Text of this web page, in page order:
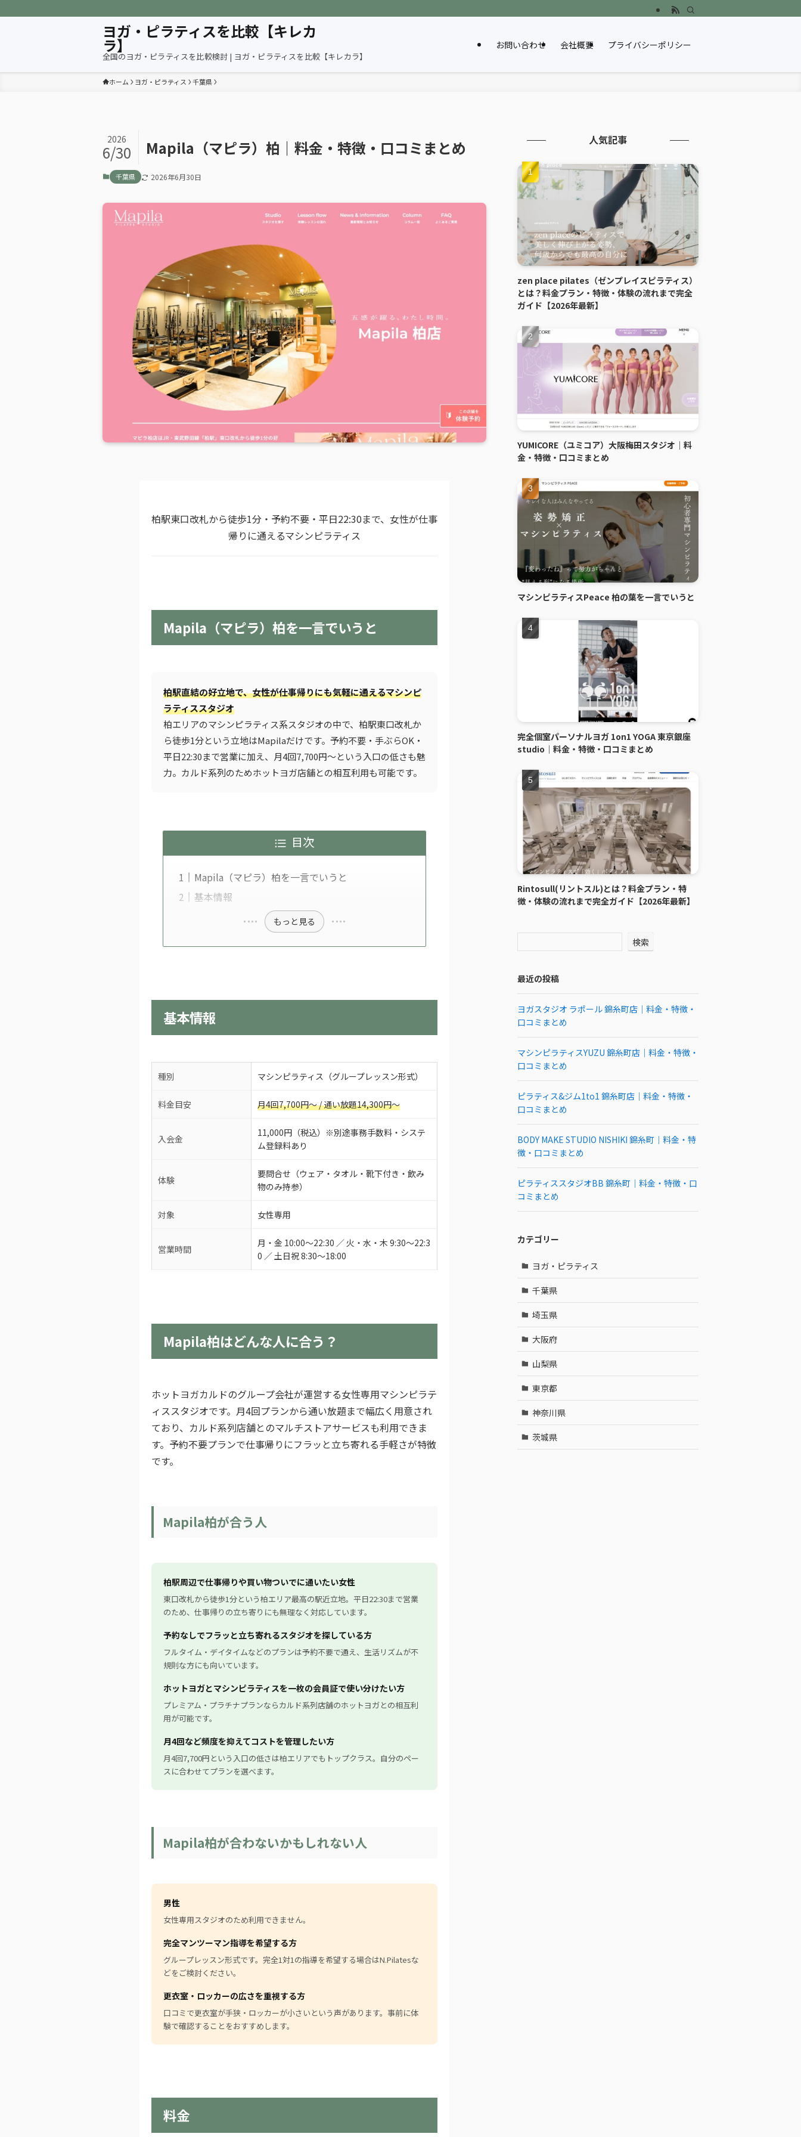
ヨガ・ピラティスを比較【キレカ
ラ】
全国のヨガ・ピラティスを比較検討 | ヨガ・ピラティスを比較【キレカラ】
お問い合わせ 会社概要 プライバシーポリシー
ホーム ヨガ・ピラティス 千葉県
Mapila（マピラ）柏｜料金・特徴・口コミまとめ
2026
6/30
千葉県 2026年6月30日
柏駅東口改札から徒歩1分・予約不要・平日22:30まで、女性が仕事
帰りに通えるマシンピラティス
Mapila（マピラ）柏を一言でいうと
柏駅直結の好立地で、女性が仕事帰りにも気軽に通えるマシンピ
ラティススタジオ
柏エリアのマシンピラティス系スタジオの中で、柏駅東口改札か
ら徒歩1分という立地はMapilaだけです。予約不要・手ぶらOK・
平日22:30まで営業に加え、月4回7,700円〜という入口の低さも魅
力。カルド系列のためホットヨガ店舗との相互利用も可能です。
目次
Mapila（マピラ）柏を一言でいうと
基本情報
もっと見る
基本情報
種別 マシンピラティス（グループレッスン形式）
料金目安 月4回7,700円〜 / 通い放題14,300円〜
入会金
11,000円（税込）※別途事務手数料・システ
ム登録料あり
体験
要問合せ（ウェア・タオル・靴下付き・飲み
物のみ持参）
対象 女性専用
営業時間
月・金 10:00〜22:30 ／ 火・水・木 9:30〜22:3
0 ／ 土日祝 8:30〜18:00
Mapila柏はどんな人に合う？
ホットヨガカルドのグループ会社が運営する女性専用マシンピラテ
ィススタジオです。月4回プランから通い放題まで幅広く用意され
ており、カルド系列店舗とのマルチストアサービスも利用できま
す。予約不要プランで仕事帰りにフラッと立ち寄れる手軽さが特徴
です。
Mapila柏が合う人
柏駅周辺で仕事帰りや買い物ついでに通いたい女性
東口改札から徒歩1分という柏エリア最高の駅近立地。平日22:30まで営業
のため、仕事帰りの立ち寄りにも無理なく対応しています。
予約なしでフラッと立ち寄れるスタジオを探している方
フルタイム・デイタイムなどのプランは予約不要で通え、生活リズムが不
規則な方にも向いています。
ホットヨガとマシンピラティスを一枚の会員証で使い分けたい方
プレミアム・プラチナプランならカルド系列店舗のホットヨガとの相互利
用が可能です。
月4回など頻度を抑えてコストを管理したい方
月4回7,700円という入口の低さは柏エリアでもトップクラス。自分のペー
スに合わせてプランを選べます。
Mapila柏が合わないかもしれない人
男性
女性専用スタジオのため利用できません。
完全マンツーマン指導を希望する方
グループレッスン形式です。完全1対1の指導を希望する場合はN.Pilatesな
どをご検討ください。
更衣室・ロッカーの広さを重視する方
口コミで更衣室が手狭・ロッカーが小さいという声があります。事前に体
験で確認することをおすすめします。
料金
人気記事
zen place pilates（ゼンプレイスピラティス）
とは？料金プラン・特徴・体験の流れまで完全
ガイド【2026年最新】
YUMICORE（ユミコア）大阪梅田スタジオ｜料
金・特徴・口コミまとめ
マシンピラティスPeace 柏の葉を一言でいうと
完全個室パーソナルヨガ 1on1 YOGA 東京銀座
studio｜料金・特徴・口コミまとめ
Rintosull(リントスル)とは？料金プラン・特
徴・体験の流れまで完全ガイド【2026年最新】
検索
最近の投稿
ヨガスタジオ ラポール 錦糸町店｜料金・特徴・
口コミまとめ
マシンピラティスYUZU 錦糸町店｜料金・特徴・
口コミまとめ
ピラティス&ジム1to1 錦糸町店｜料金・特徴・
口コミまとめ
BODY MAKE STUDIO NISHIKI 錦糸町｜料金・特
徴・口コミまとめ
ピラティススタジオBB 錦糸町｜料金・特徴・口
コミまとめ
カテゴリー
ヨガ・ピラティス
千葉県
埼玉県
大阪府
山梨県
東京都
神奈川県
茨城県